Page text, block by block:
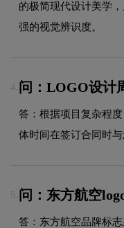
的极简现代设计美学
强的视觉辨识度。
4. 问：LOGO设计
答：根据项目复杂程
体时间在签订合同时与
5. 问：东方航空
答：东方航空品牌标